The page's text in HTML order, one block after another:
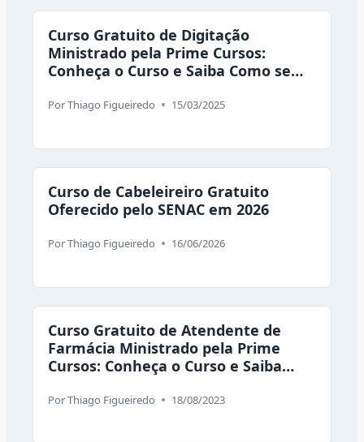
Curso Gratuito de Digitação
Ministrado pela Prime Cursos:
Conheça o Curso e Saiba Como se
PorThiago Figueiredo 15/03/2025
Curso de Cabeleireiro Gratuito
Oferecido pelo SENAC em 2026
PorThiago Figueiredo 16/06/2026
Curso Gratuito de Atendente de
Farmácia Ministrado pela Prime
Cursos: Conheça o Curso e Saiba
PorThiago Figueiredo 18/08/2023